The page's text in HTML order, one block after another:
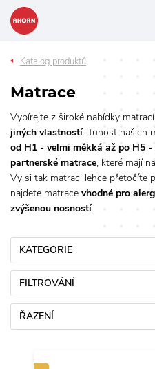
Katalog produktů
Matrace
Vybírejte z široké nabídky
jiných vlastností. Tuhost našich
od H1 - velmi měkká až po H5 -
partnerské matrace, které mají
Vy si tak matraci lehce přetočíte
najdete matrace vhodné pro
zvýšenou nosností.
KATEGORIE
FILTROVÁNÍ
ŘAZENÍ